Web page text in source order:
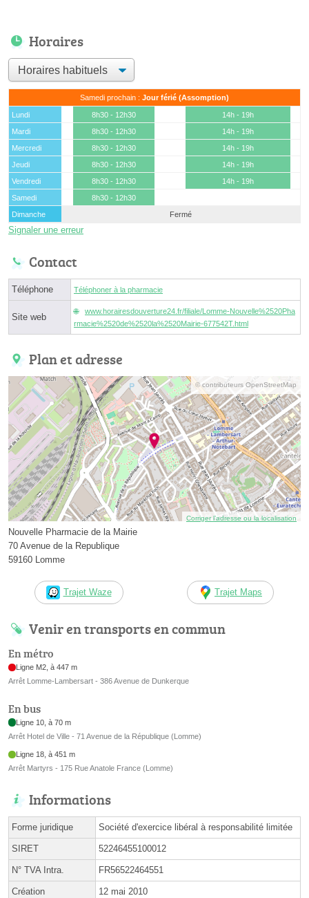
Horaires
Samedi prochain : Jour férié (Assomption)
Lundi 8h30 - 12h30
14h - 19h
Mardi
8h30 - 12h30
14h - 19h
Mercredi
8h30 - 12h30
14h - 19h
Jeudi
8h30 - 12h30
14h - 19h
Vendredi
8h30 - 12h30
14h - 19h
Samedi
8h30 - 12h30
Dimanche
Fermé
Signaler une erreur
Contact
Téléphone Téléphoner à la pharmacie
Site web
www.horairesdouverture24.fr/filiale/Lomme-Nouvelle%2520Pha
rmacie%2520de%2520la%2520Mairie-677542T.html
Plan et adresse
© contributeurs OpenStreetMap
Corriger l’adresse ou la localisation
Nouvelle Pharmacie de la Mairie
70 Avenue de la Republique
59160 Lomme
Trajet Waze Trajet Maps
Venir en transports en commun
En métro
Ligne M2, à 447 m
Arrêt Lomme-Lambersart - 386 Avenue de Dunkerque
En bus
Ligne 10, à 70 m
Arrêt Hotel de Ville - 71 Avenue de la République (Lomme)
Ligne 18, à 451 m
Arrêt Martyrs - 175 Rue Anatole France (Lomme)
Informations
Forme juridique Société d'exercice libéral à responsabilité limitée
SIRET 52246455100012
N° TVA Intra. FR56522464551
Création 12 mai 2010